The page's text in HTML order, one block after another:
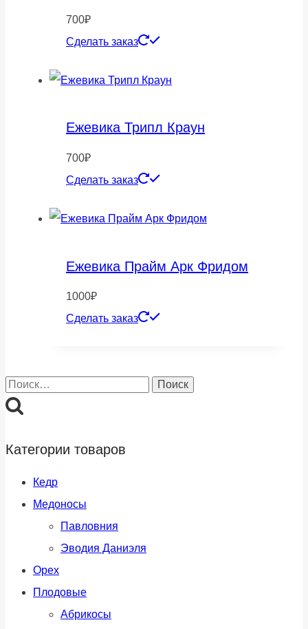
700₽
Сделать заказ
Ежевика Трипл Краун
700₽
Сделать заказ
Ежевика Прайм Арк Фридом
1000₽
Сделать заказ
Найти:
Категории товаров
Кедр
Медоносы
Павловния
Эводия Даниэля
Орех
Плодовые
Абрикосы